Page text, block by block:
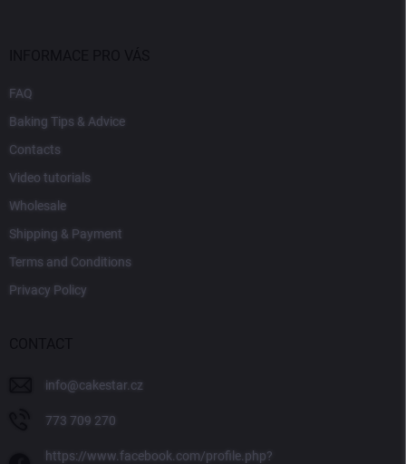
FAQ
Baking Tips & Advice
Contacts
Video tutorials
Wholesale
Shipping & Payment
Terms and Conditions
Privacy Policy
info@cakestar.cz
773 709 270
https://www.facebook.com/profile.php?